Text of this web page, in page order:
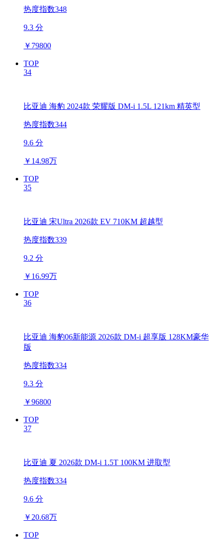
热度指数348
9.3 分
￥ 79800
TOP
34
比亚迪 海豹 2024款 荣耀版 DM-i 1.5L 121km 精英型
热度指数344
9.6 分
￥ 14.98万
TOP
35
比亚迪 宋Ultra 2026款 EV 710KM 超越型
热度指数339
9.2 分
￥ 16.99万
TOP
36
比亚迪 海豹06新能源 2026款 DM-i 超享版 128KM豪华
版
热度指数334
9.3 分
￥96800
TOP
37
比亚迪 夏 2026款 DM-i 1.5T 100KM 进取型
热度指数334
9.6 分
￥ 20.68万
TOP